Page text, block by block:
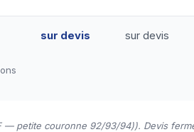
sur devis sur devis
petite couronne 92/93/94)). Devis